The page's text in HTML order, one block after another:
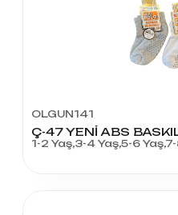
OLGUN141
1-2 Yaş,3-4 Yaş,5-6